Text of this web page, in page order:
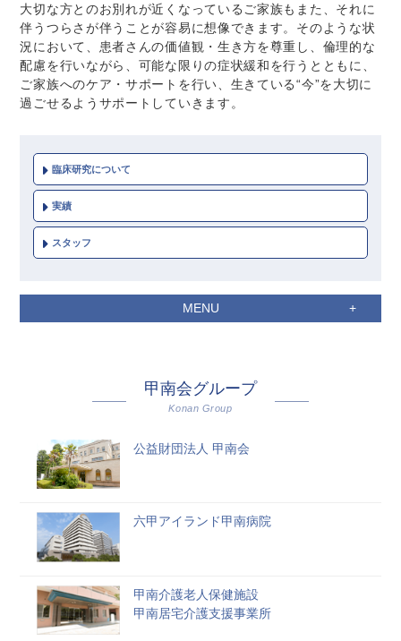
大切な方とのお別れが近くなっているご家族もまた、それに
伴うつらさが伴うことが容易に想像できます。そのような状
況において、患者さんの価値観・生き方を尊重し、倫理的な
配慮を行いながら、可能な限りの症状緩和を行うとともに、
ご家族へのケア・サポートを行い、生きている“今”を大切に
過ごせるようサポートしていきます。
臨床研究について
実績
スタッフ
MENU
甲南会グループ
Konan Group
公益財団法人 甲南会
六甲アイランド甲南病院
甲南介護老人保健施設
甲南居宅介護支援事業所